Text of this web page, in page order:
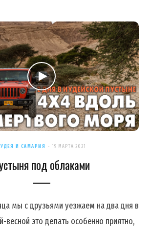
И САМАРИЯ 19 МАРТА 2021
под облаками
мы с друзьями уезжаем на два дня в
весной это делать особенно приятно,